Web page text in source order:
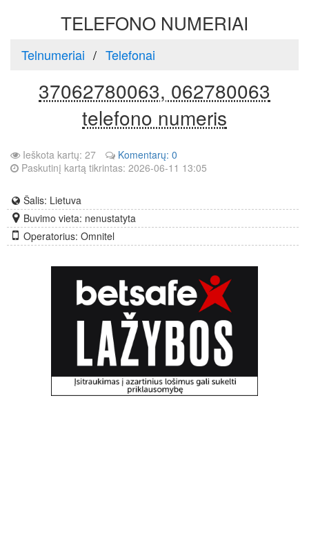
TELEFONO NUMERIAI
Telnumeriai Telefonai
37062780063, 062780063
telefono numeris
Ieškota kartų: 27
Komentarų: 0
Paskutinį kartą tikrintas: 2026-06-11 13:05
Šalis: Lietuva
Buvimo vieta: nenustatyta
Operatorius: Omnitel